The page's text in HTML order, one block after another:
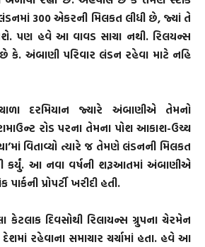
300 એકરની મિલકત લીધી છે, જ્યાં તે
પણ હવે આ વાવડ સાચા નથી. રિલયન્સ
કે. અંબાણી પરિવાર લંડન રહેવા માટે નહિ
દરમિયાન જ્યારે અંબાણીએ તેમનો
રોડ પરના તેમના પોશ આકાશ-ઉચ્ચ
વિતાવ્યો ત્યારે જ તેમણે લંડનની મિલકત
કર્યું. આ નવા વર્ષની શરૂઆતમાં અંબાણીએ
પ્રોપર્ટી ખરીદી હતી.
દિવસોથી રિલાયન્સ ગ્રુપના ચેરમેન
રહેવાના સમાચાર ચર્ચામાં હતા. હવે આ